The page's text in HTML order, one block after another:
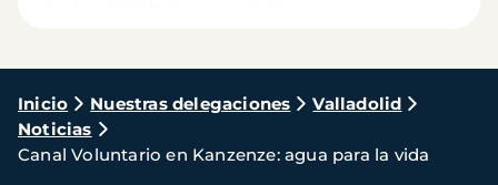
Ruta
de
navegación
Inicio Nuestras delegaciones
Valladolid
Noticias
Canal Voluntario en Kanzenze: agua para la vida